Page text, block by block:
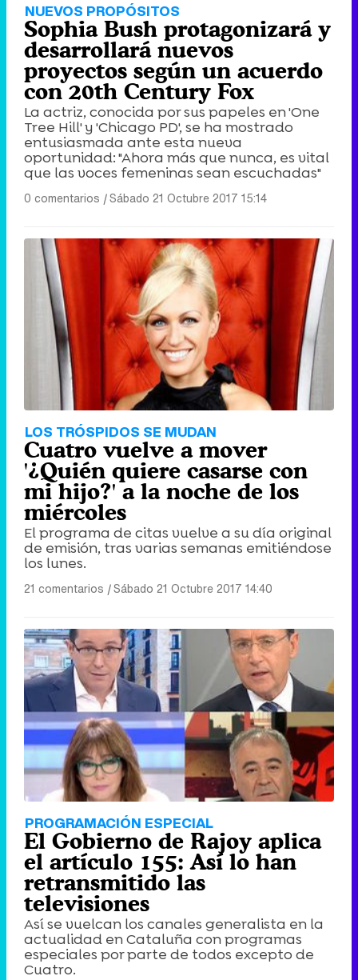
NUEVOS PROPÓSITOS
Sophia Bush protagonizará y
desarrollará nuevos
proyectos según un acuerdo
con 20th Century Fox
La actriz, conocida por sus papeles en 'One
Tree Hill' y 'Chicago PD', se ha mostrado
entusiasmada ante esta nueva
oportunidad: "Ahora más que nunca, es vital
que las voces femeninas sean escuchadas"
0 comentarios |Sábado 21 Octubre 2017 15:14
LOS TRÓSPIDOS SE MUDAN
Cuatro vuelve a mover
'¿Quién quiere casarse con
mi hijo?' a la noche de los
miércoles
El programa de citas vuelve a su día original
de emisión, tras varias semanas emitiéndose
los lunes.
21 comentarios |Sábado 21 Octubre 2017 14:40
PROGRAMACIÓN ESPECIAL
El Gobierno de Rajoy aplica
el artículo 155: Así lo han
retransmitido las
televisiones
Así se vuelcan los canales generalista en la
actualidad en Cataluña con programas
especiales por parte de todos excepto de
Cuatro.